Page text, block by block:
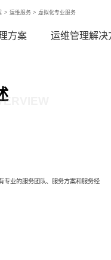
> 运维服务 > 虚拟化专业服务
方案 运维管理解决
专业的服务团队、服务方案和服务经